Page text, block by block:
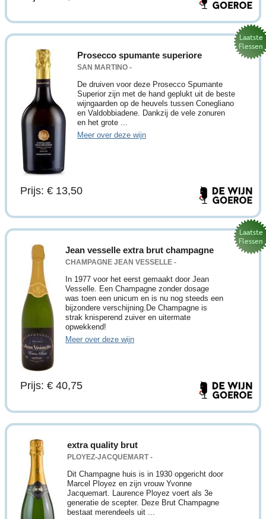
Prosecco spumante superiore
SAN MARTINO -
De druiven voor deze Prosecco Spumante
Superior zijn met de hand geplukt uit de beste
wijngaarden op de heuvels tussen Conegliano
en Valdobbiadene. Dankzij de vele zonuren
en het grote ...
Meer over deze wijn
Prijs: € 13,50
Jean vesselle extra brut champagne
CHAMPAGNE JEAN VESSELLE -
In 1977 voor het eerst gemaakt door Jean
Vesselle. Een Champagne zonder dosage
was toen een unicum en is nu nog steeds een
bijzondere verschijning.De Champagne is
strak knisperend zuiver en uitermate
opwekkend!
Meer over deze wijn
Prijs: € 40,75
extra quality brut
PLOYEZ-JACQUEMART -
Dit Champagne huis is in 1930 opgericht door
Marcel Ployez en zijn vrouw Yvonne
Jacquemart. Laurence Ployez voert als 3e
generatie de scepter. Deze Brut Champagne
bestaat merendeels uit ...